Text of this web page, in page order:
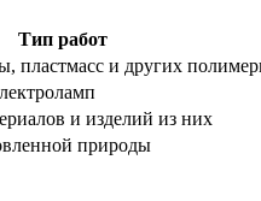
Тип работ
пластмасс и других
и изделий из них
природы